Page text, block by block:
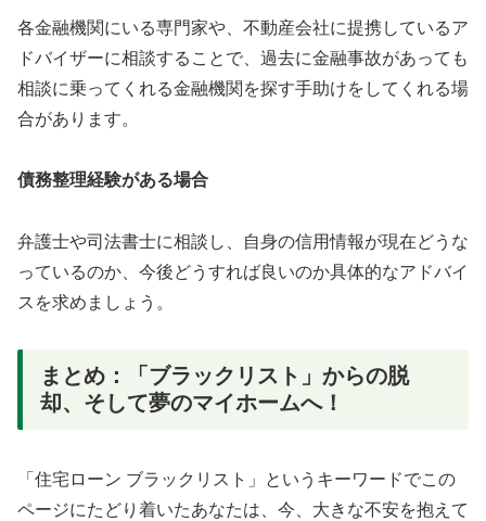
各金融機関にいる専門家や、不動産会社に提携しているア
ドバイザーに相談することで、過去に金融事故があっても
相談に乗ってくれる金融機関を探す手助けをしてくれる場
合があります。
債務整理経験がある場合
弁護士や司法書士に相談し、自身の信用情報が現在どうな
っているのか、今後どうすれば良いのか具体的なアドバイ
スを求めましょう。
まとめ：「ブラックリスト」からの脱
却、そして夢のマイホームへ！
「住宅ローン ブラックリスト」というキーワードでこの
ページにたどり着いたあなたは、今、大きな不安を抱えて